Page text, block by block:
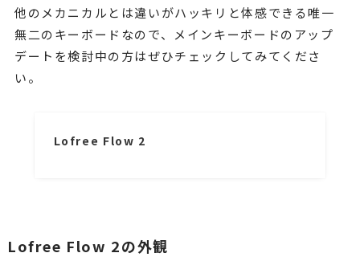
他のメカニカルとは違いがハッキリと体感できる唯一
無二のキーボードなので、メインキーボードのアップ
デートを検討中の方はぜひチェックしてみてくださ
い。
Lofree Flow 2
Lofree Flow 2の外観